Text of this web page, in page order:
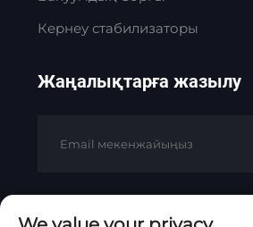
Кернеу стабилизаторы
Жаңалықтарға жазылу